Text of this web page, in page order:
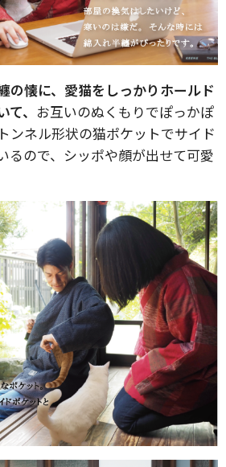
の懐に、愛猫をしっかりホールド
、 お互いのぬくもりでぽっかぽ
ンネル形状の猫ポケットでサイド
るので、シッポや顔が出せて可愛